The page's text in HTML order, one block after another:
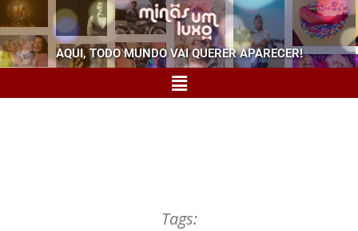
AQUI, TODO MUNDO VAI QUERER APARECER!
Tags: